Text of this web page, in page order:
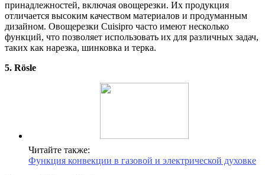
принадлежностей, включая овощерезки. Их продукция
отличается высоким качеством материалов и продуманным
дизайном. Овощерезки Cuisipro часто имеют несколько
функций, что позволяет использовать их для различных задач,
таких как нарезка, шинковка и терка.
5. Rösle
Читайте также:
Функция конвекции в газовой и электрической духовке